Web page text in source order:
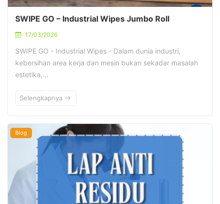
SWIPE GO – Industrial Wipes Jumbo Roll
17/03/2026
SWIPE GO - Industrial Wipes - Dalam dunia industri,
kebersihan area kerja dan mesin bukan sekadar masalah
estetika,…
Selengkapnya
Blog